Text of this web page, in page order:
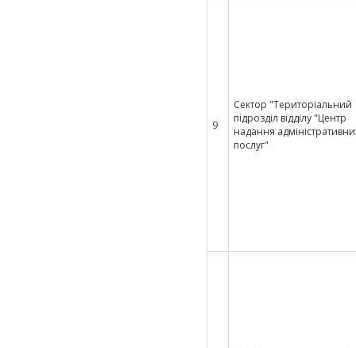
9
Сектор "Територіальний
підрозділ відділу "Центр
надання
послуг"